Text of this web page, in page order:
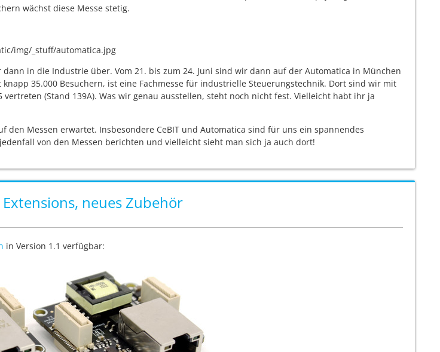
wächst diese Messe stetig.
in die Industrie über. Vom 21. bis zum 24. Juni sind wir dann auf der Automatica in München
35.000 Besuchern, ist eine Fachmesse für industrielle Steuerungstechnik. Dort sind wir mit
vertreten (Stand 139A). Was wir genau ausstellen, steht noch nicht fest. Vielleicht habt ihr ja
den Messen erwartet. Insbesondere CeBIT und Automatica sind für uns ein spannendes
von den Messen berichten und vielleicht sieht man sich ja auch dort!
neues Zubehör
in Version 1.1 verfügbar: